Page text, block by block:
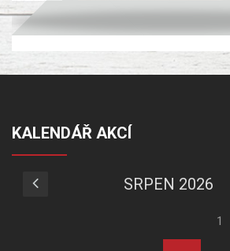
KALENDÁŘ AKCÍ
SRPEN 2026
1